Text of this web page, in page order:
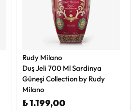
Rudy Milano
Duş Jeli 700 Ml Sardinya
Güneşi Collection by Rudy
Milano
₺ 1.199,00